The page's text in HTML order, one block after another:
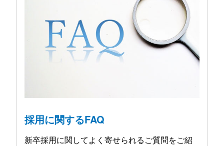
採用に関するFAQ
新卒採用に関してよく寄せられるご質問をご紹